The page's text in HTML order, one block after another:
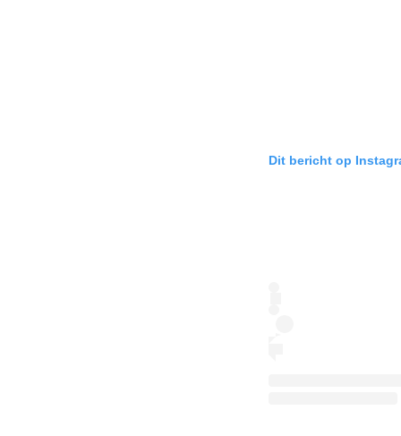
Dit bericht op